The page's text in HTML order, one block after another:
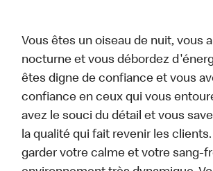
Vous êtes un oiseau de nuit, vous
nocturne et vous débordez
êtes digne de confiance et vous
confiance en ceux qui vous
avez le souci du détail et vous
la qualité qui fait revenir les
garder votre calme et votre sang-